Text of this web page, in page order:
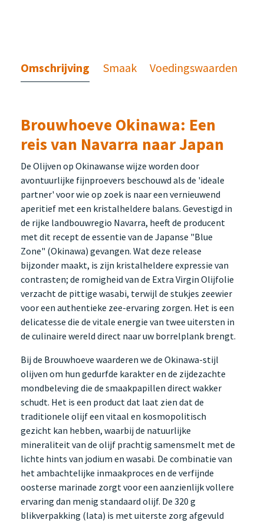
Omschrijving Smaak Voedingswaarden
Brouwhoeve Okinawa: Een
reis van Navarra naar Japan
De Olijven op Okinawanse wijze worden door
avontuurlijke fijnproevers beschouwd als de 'ideale
partner' voor wie op zoek is naar een vernieuwend
aperitief met een kristalheldere balans. Gevestigd in
de rijke landbouwregio Navarra, heeft de producent
met dit recept de essentie van de Japanse "Blue
Zone" (Okinawa) gevangen. Wat deze release
bijzonder maakt, is zijn kristalheldere expressie van
contrasten; de romigheid van de Extra Virgin Olijfolie
verzacht de pittige wasabi, terwijl de stukjes zeewier
voor een authentieke zee-ervaring zorgen. Het is een
delicatesse die de vitale energie van twee uitersten in
de culinaire wereld direct naar uw borrelplank brengt.
Bij de Brouwhoeve waarderen we de Okinawa-stijl
olijven om hun gedurfde karakter en de zijdezachte
mondbeleving die de smaakpapillen direct wakker
schudt. Het is een product dat laat zien dat de
traditionele olijf een vitaal en kosmopolitisch
gezicht kan hebben, waarbij de natuurlijke
mineraliteit van de olijf prachtig samensmelt met de
lichte hints van jodium en wasabi. De combinatie van
het ambachtelijke inmaakproces en de verfijnde
oosterse marinade zorgt voor een aanzienlijk vollere
ervaring dan menig standaard olijf. De 320 g
blikverpakking (lata) is met uiterste zorg afgevuld